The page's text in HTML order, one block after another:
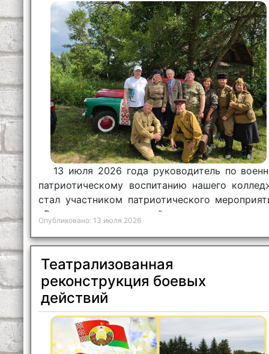
13 июля 2026 года руководитель по
патриотическому воспитанию нашего
стал участником патриотического
«В поисках исторической правды».
Опубликовано: 13 июля 2026
Театрализованная
реконструкция боевых
действий